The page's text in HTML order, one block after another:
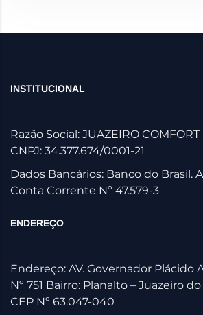
INSTITUCIONAL
Razão Social: JUAZEIRO COMFORT
CNPJ: 34.377.674/0001-21
Dados Bancários: Banco do Brasil.
Conta Corrente Nº 47.579-3
ENDEREÇO
Endereço: AV. Governador Plácido
Nº 751 Bairro: Planalto – Juazeiro
CEP Nº 63.047-040